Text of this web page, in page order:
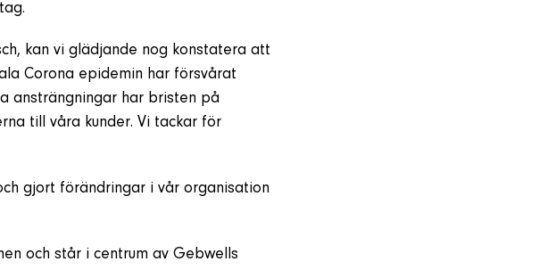
kan vi glädjande nog konstatera att
Corona epidemin har försvårat
ansträngningar har bristen på
till våra kunder. Vi tackar för
gjort förändringar i vår organisation
och står i centrum av Gebwells